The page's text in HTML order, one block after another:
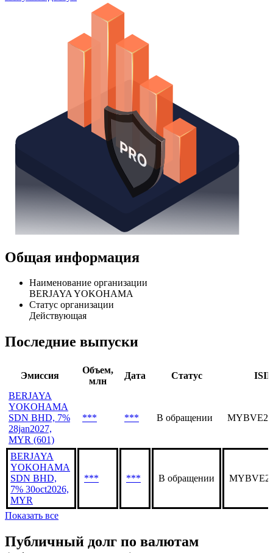
Общая информация
Наименование организации
BERJAYA YOKOHAMA
Статус организации
Действующая
Последние выпуски
Эмиссия
Объем,
млн
Дата Статус
BERJAYA
YOKOHAMA
SDN BHD, 7%
28jan2027,
MYR (601)
*** *** В обращении
BERJAYA
YOKOHAMA
SDN BHD,
7% 30oct2026,
MYR
*** *** В обращении
Показать все
Публичный долг по валютам